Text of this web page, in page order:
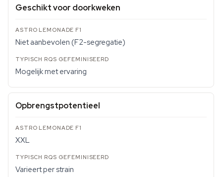
Geschikt voor doorkweken
Niet aanbevolen (F2-segregatie)
Mogelijk met ervaring
Opbrengstpotentieel
XXL
Varieert per strain